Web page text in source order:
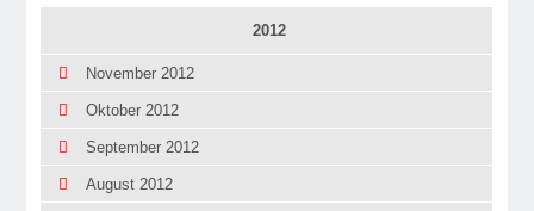
2012
November 2012
Oktober 2012
September 2012
August 2012